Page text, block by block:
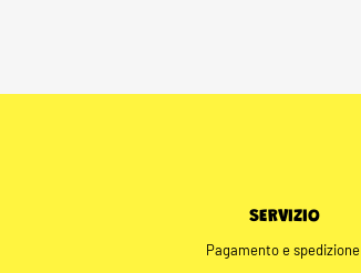
SERVIZIO
Pagamento e spedizione